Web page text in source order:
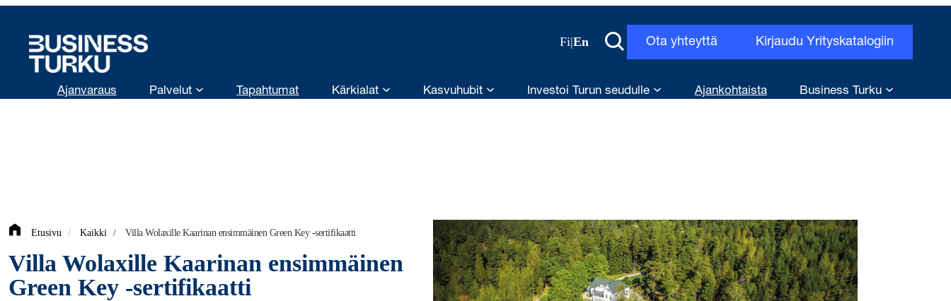
Fi|En Ota yhteyttä Kirjaudu Yrityskatalogiin
Ajanvaraus Palvelut Tapahtumat Kärkialat Kasvuhubit Investoi Turun seudulle Ajankohtaista Business Turku
Etusivu / Kaikki / Villa Wolaxille Kaarinan ensimmäinen Green Key -sertifikaatti
Villa Wolaxille Kaarinan ensimmäinen
Green Key -sertifikaatti